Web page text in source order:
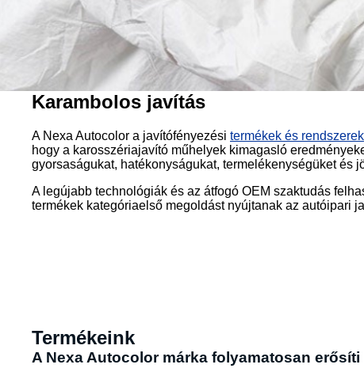
Karambolos javítás
A Nexa Autocolor a javítófényezési termékek és rendszerek
hogy a karosszériajavító műhelyek kimagasló
gyorsaságukat, hatékonyságukat, termelékenységüket és
A legújabb technológiák és az átfogó OEM szaktudás
termékek kategóriaelső megoldást nyújtanak az autóipari
Termékeink
A Nexa Autocolor márka folyamatosan